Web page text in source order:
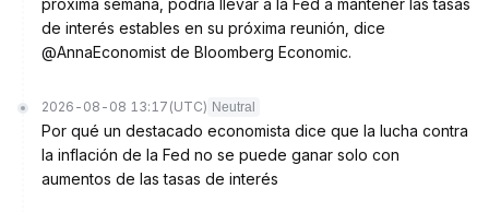
próxima semana, podría llevar a la Fed a mantener las tasas
de interés estables en su próxima reunión, dice
@AnnaEconomist de Bloomberg Economic.
2026-08-08 13:17 (UTC) Neutral
Por qué un destacado economista dice que la lucha contra
la inflación de la Fed no se puede ganar solo con
aumentos de las tasas de interés